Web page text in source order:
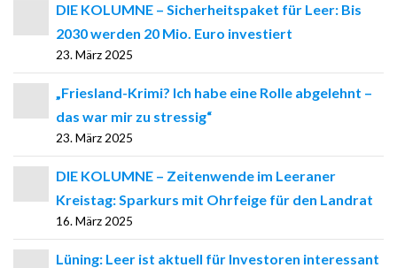
DIE KOLUMNE – Sicherheitspaket für Leer: Bis
2030 werden 20 Mio. Euro investiert
23. März 2025
„Friesland-Krimi? Ich habe eine Rolle abgelehnt –
das war mir zu stressig“
23. März 2025
DIE KOLUMNE – Zeitenwende im Leeraner
Kreistag: Sparkurs mit Ohrfeige für den Landrat
16. März 2025
Lüning: Leer ist aktuell für Investoren interessant